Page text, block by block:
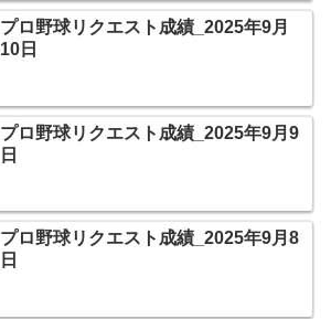
プロ野球リクエスト成績_2025年9月
10日
プロ野球リクエスト成績_2025年9月9
日
プロ野球リクエスト成績_2025年9月8
日